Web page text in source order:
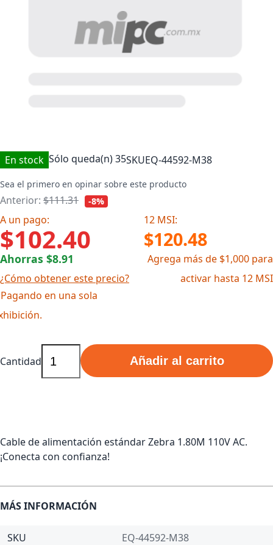
En stock Sólo queda(n)35SKUEQ-44592-M38
Sea el primero en opinar sobre este producto
Anterior: $111.31 -8%
A un pago: 12 MSI:
$102.40 $120.48
Ahorras $8.91
¿Cómo obtener este precio?
en una sola
Agrega más de $1,000 para
activar hasta 12 MSI
Cantidad Añadir al carrito
Cable de alimentación estándar Zebra 1.80M 110V AC.
¡Conecta con confianza!
MÁS INFORMACIÓN
SKU
EQ-44592-M38